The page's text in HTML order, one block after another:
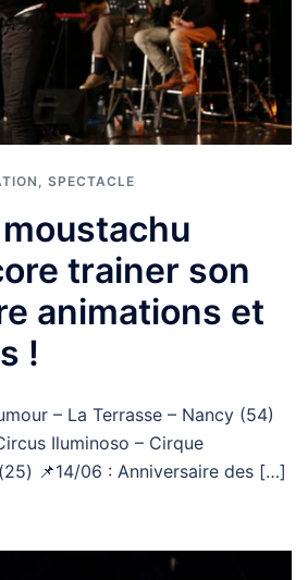
SPECTACLE
trainer son
animations et
!
– La Terrasse – Nancy (54)
Iluminoso – Cirque
📌14/06 : Anniversaire des […]